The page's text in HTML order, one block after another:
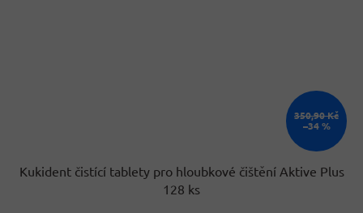
350,90 Kč
–34 %
Kukident čistící tablety pro hloubkové čištění Aktive Plus
128 ks